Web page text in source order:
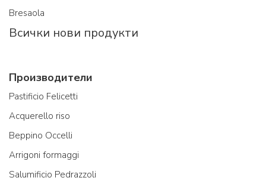
Bresaola
Всички нови продукти
Производители
Pastificio Felicetti
Acquerello riso
Beppino Occelli
Arrigoni formaggi
Salumificio Pedrazzoli